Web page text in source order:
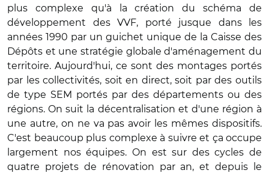
plus complexe qu'à la création du schéma de
développement des VVF, porté jusque dans les
années 1990 par un guichet unique de la Caisse des
Dépôts et une stratégie globale d'aménagement du
territoire. Aujourd'hui, ce sont des montages portés
par les collectivités, soit en direct, soit par des outils
de type SEM portés par des départements ou des
régions. On suit la décentralisation et d'une région à
une autre, on ne va pas avoir les mêmes dispositifs.
C'est beaucoup plus complexe à suivre et ça occupe
largement nos équipes. On est sur des cycles de
quatre projets de rénovation par an, et depuis le